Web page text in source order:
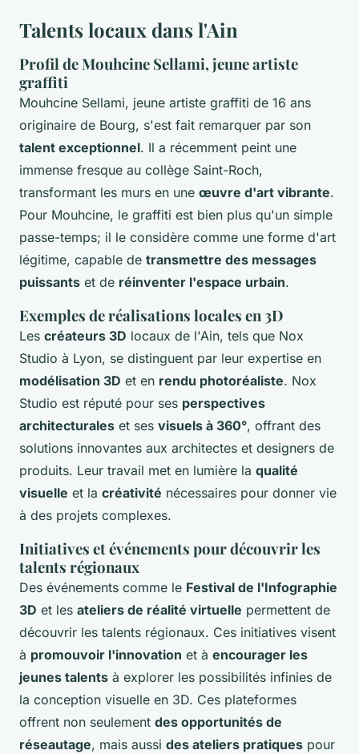
Talents locaux dans l'Ain
Profil de Mouhcine Sellami, jeune artiste
graffiti
Mouhcine Sellami, jeune artiste graffiti de 16 ans
originaire de Bourg, s'est fait remarquer par son
talent exceptionnel. Il a récemment peint une
immense fresque au collège Saint-Roch,
transformant les murs en une œuvre d'art vibrante.
Pour Mouhcine, le graffiti est bien plus qu'un simple
passe-temps; il le considère comme une forme d'art
légitime, capable de transmettre des messages
puissants et de réinventer l'espace urbain.
Exemples de réalisations locales en 3D
Les créateurs 3D locaux de l'Ain, tels que Nox
Studio à Lyon, se distinguent par leur expertise en
modélisation 3D et en rendu photoréaliste. Nox
Studio est réputé pour ses perspectives
architecturales et ses visuels à 360°, offrant des
solutions innovantes aux architectes et designers de
produits. Leur travail met en lumière la qualité
visuelle et la créativité nécessaires pour donner vie
à des projets complexes.
Initiatives et événements pour découvrir les
talents régionaux
Des événements comme le Festival de l'Infographie
3D et les ateliers de réalité virtuelle permettent de
découvrir les talents régionaux. Ces initiatives visent
à promouvoir l'innovation et à encourager les
jeunes talents à explorer les possibilités infinies de
la conception visuelle en 3D. Ces plateformes
offrent non seulement des opportunités de
réseautage, mais aussi des ateliers pratiques pour